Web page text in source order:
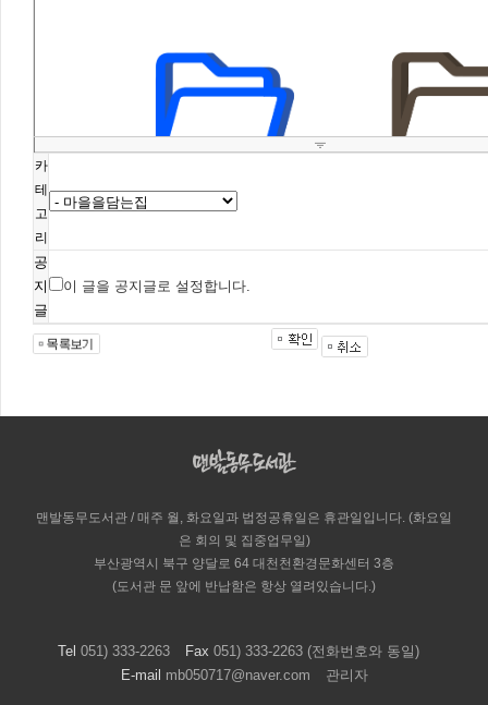
카
테
고
리
공
지
글
이 글을 공지글로 설정합니다.
맨발동무도서관 / 매주 월, 화요일과 법정공휴일은 휴관일입니다. (화요일
은 회의 및 집중업무일)
부산광역시 북구 양달로 64 대천천환경문화센터 3층
(도서관 문 앞에 반납함은 항상 열려있습니다.)
Tel 051) 333-2263 Fax 051) 333-2263 (전화번호와 동일)
E-mail mb050717@naver.com 관리자